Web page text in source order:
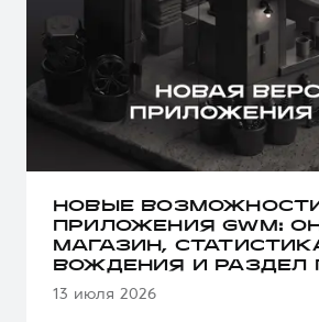
НОВЫЕ
ПРИЛОЖЕНИЯ GWM:
МАГАЗИН,
ВОЖДЕНИЯ И РАЗДЕЛ
13 июля 2026